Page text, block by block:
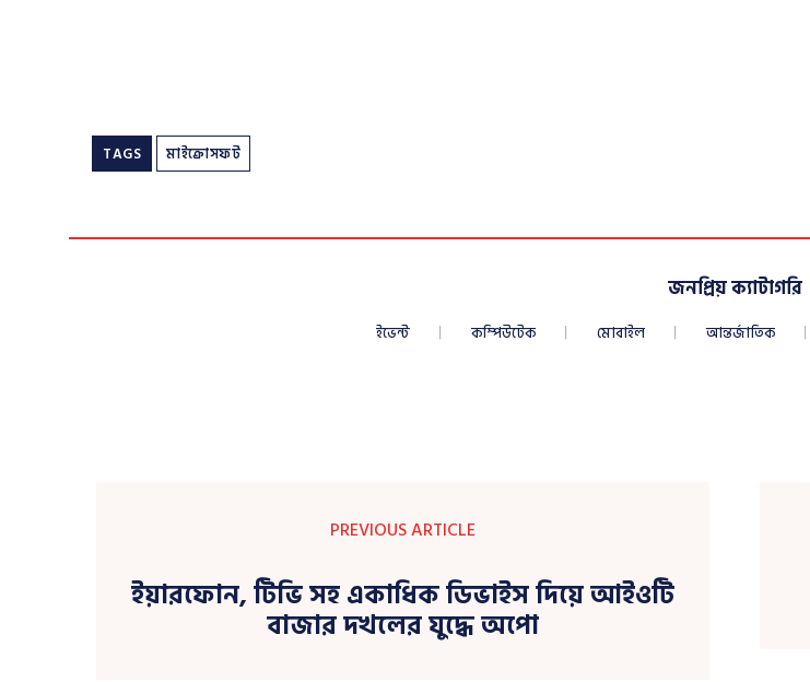
TAGS মাইক্রোসফট
জনপ্রিয় ক্যাটাগরি
ইভেন্ট কম্পিউটেক মোবাইল আন্তর্জাতিক
PREVIOUS ARTICLE
ইয়ারফোন, টিভি সহ একাধিক ডিভাইস দিয়ে আইওটি
বাজার দখলের যুদ্ধে অপো